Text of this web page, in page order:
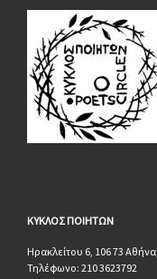
ΚΥΚΛΟΣ ΠΟΙΗΤΩΝ
Ηρακλείτου 6, 106 73 Αθήνα,
Τηλέφωνο: 210 3623792